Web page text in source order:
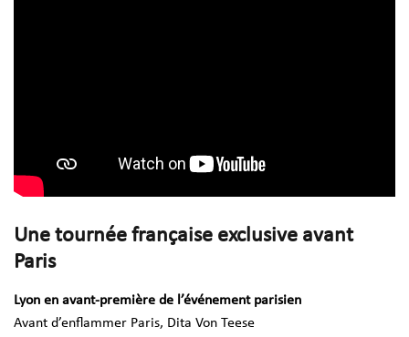
Une tournée française exclusive avant
Paris
Lyon en avant-première de l’événement parisien
Avant d’enflammer Paris, Dita Von Teese